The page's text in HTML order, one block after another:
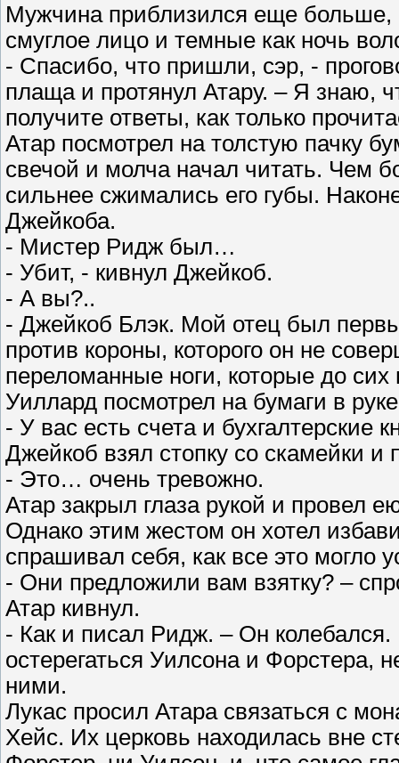
Мужчина приблизился еще больше,
смуглое лицо и темные как ночь
- Спасибо, что пришли, сэр, -
плаща и протянул Атару. – Я знаю,
получите ответы, как только
Атар посмотрел на толстую пачку
свечой и молча начал читать. Чем
сильнее сжимались его губы.
Джейкоба.
- Мистер Ридж был…
- Убит, - кивнул Джейкоб.
- А вы?..
- Джейкоб Блэк. Мой отец был
против короны, которого он не
переломанные ноги, которые до сих
Уиллард посмотрел на бумаги в
- У вас есть счета и бухгалтерские
Джейкоб взял стопку со скамейки и
- Это… очень тревожно.
Атар закрыл глаза рукой и провел
Однако этим жестом он хотел
спрашивал себя, как все это могло
- Они предложили вам взятку? –
Атар кивнул.
- Как и писал Ридж. – Он
остерегаться Уилсона и Форстера,
ними.
Лукас просил Атара связаться с
Хейс. Их церковь находилась вне